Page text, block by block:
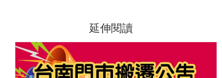
延伸閱讀